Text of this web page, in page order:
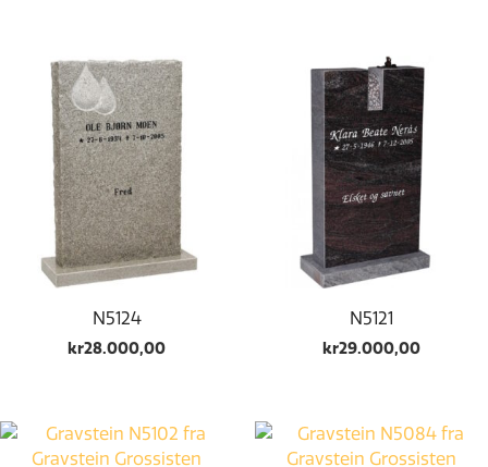
N5124
kr28.000,00
N5121
kr29.000,00